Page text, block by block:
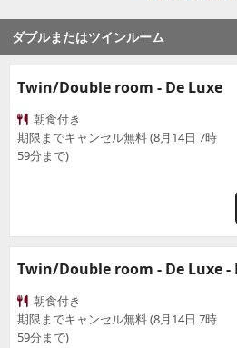
ダブルまたはツインルーム
Twin/Double room - De Luxe
朝食付き
期限までキャンセル無料 (8月14日 7時
59分まで)
Twin/Double room - De Luxe -
朝食付き
期限までキャンセル無料 (8月14日 7時
59分まで)